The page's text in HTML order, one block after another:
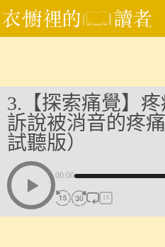
跳
至
3.【探索痛覺】
訴說被消音的疼
試聽版）
00:00
1X